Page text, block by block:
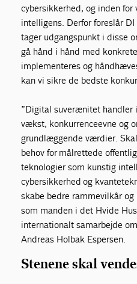
cybersikkerhed, og inden for
intelligens. Derfor foreslår
tager udgangspunkt i disse
gå hånd i hånd med
implementeres og
kan vi sikre de bedste
”Digital suverænitet
vækst, konkurrenceevne og
grundlæggende værdier.
behov for målrettede
teknologier som kunstig
cybersikkerhed og
skabe bedre rammevilkår
som manden i det Hvide
internationalt samarbejde
Andreas Holbak Espersen.
Stenene skal